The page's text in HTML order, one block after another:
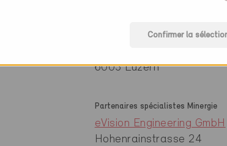
RSP Bauphysik AG
6003 Luzern
Partenaires spécialistes Minergie
eVision Engineering GmbH
Hohenrainstrasse 24
Confirmer la